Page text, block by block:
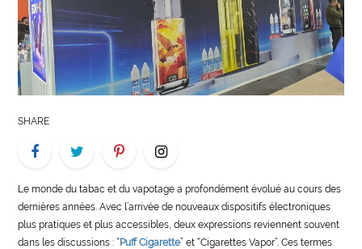
REAL
ESTATE
CONTACT
SHARE
Le monde du tabac et du vapotage a profondément évolué au cours des
dernières années. Avec l’arrivée de nouveaux dispositifs électroniques
plus pratiques et plus accessibles, deux expressions reviennent souvent
dans les discussions : “Puff Cigarette” et “Cigarettes Vapor”. Ces termes